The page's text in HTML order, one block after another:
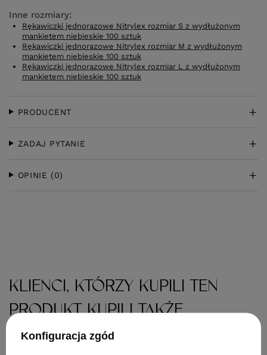
Inne rozmiary:
Rękawiczki jednorazowe Nitrylex rozmiar S z wydłużonym
mankietem niebieskie 100 sztuk
Rękawiczki jednorazowe Nitrylex rozmiar M z wydłużonym
mankietem niebieskie 100 sztuk
Rękawiczki jednorazowe Nitrylex rozmiar L z wydłużonym
mankietem niebieskie 100 sztuk
PRODUCENT
ZADAJ PYTANIE
OPINIE (0)
KLIENCI, KTÓRZY KUPILI TEN
PRODUKT KUPILI TAKŻE
Konfiguracja zgód